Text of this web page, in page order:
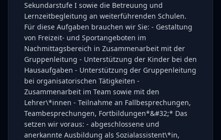
Sekundarstufe I sowie die Betreuung und
Lernzeitbegleitung an weiterführenden Schulen.
Für diese Aufgaben brauchen wir Sie: - Gestaltung
von Freizeit- und Sportangeboten im
Nachmittagsbereich in Zusammenarbeit mit der
Gruppenleitung - Unterstützung der Kinder bei den
Hausaufgaben - Unterstützung der Gruppenleitung
bei organisatorischen Tätigkeiten -
Zusammenarbeit im Team sowie mit den
Lehrer\*innen - Teilnahme an Fallbesprechungen,
Teambesprechungen, Fortbildungen*&#32;* Das
setzen wir voraus: - abgeschlossene und
anerkannte Ausbildung als Sozialassistent\*in,